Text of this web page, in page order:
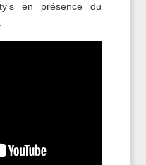
en présence du